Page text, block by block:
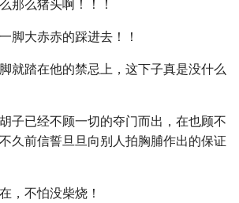
那么猪头啊！！！
脚大赤赤的踩进去！！
就踏在他的禁忌上，这下子真是没什么
子已经不顾一切的夺门而出，在也顾不
久前信誓旦旦向别人拍胸脯作出的保证
，不怕没柴烧！